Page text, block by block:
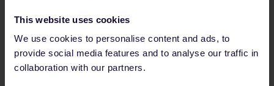
This website uses cookies
We use cookies to personalise content and ads, to
provide social media features and to analyse our traffic in
collaboration with our partners.
private message. That's the quickest way to get a
response. I don't work for Eurail/Interrail.